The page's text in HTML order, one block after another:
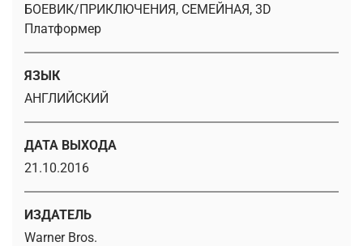
БОЕВИК/ПРИКЛЮЧЕНИЯ, СЕМЕЙНАЯ, 3D
Платформер
ЯЗЫК
АНГЛИЙСКИЙ
ДАТА ВЫХОДА
21.10.2016
ИЗДАТЕЛЬ
Warner Bros.